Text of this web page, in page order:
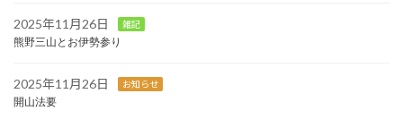
2025年11月26日 雑記
熊野三山とお伊勢参り
2025年11月26日 お知らせ
開山法要